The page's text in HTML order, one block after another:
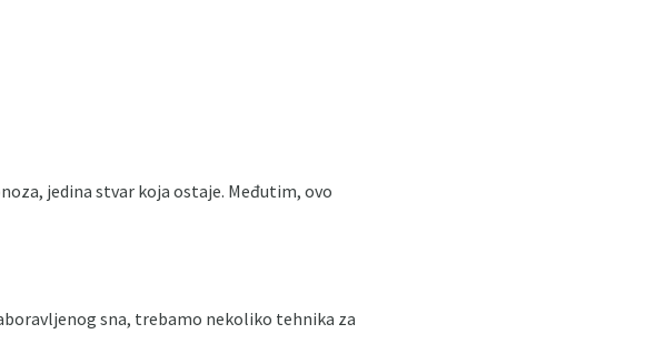
jedina stvar koja ostaje. Međutim, ovo
sna, trebamo nekoliko tehnika za